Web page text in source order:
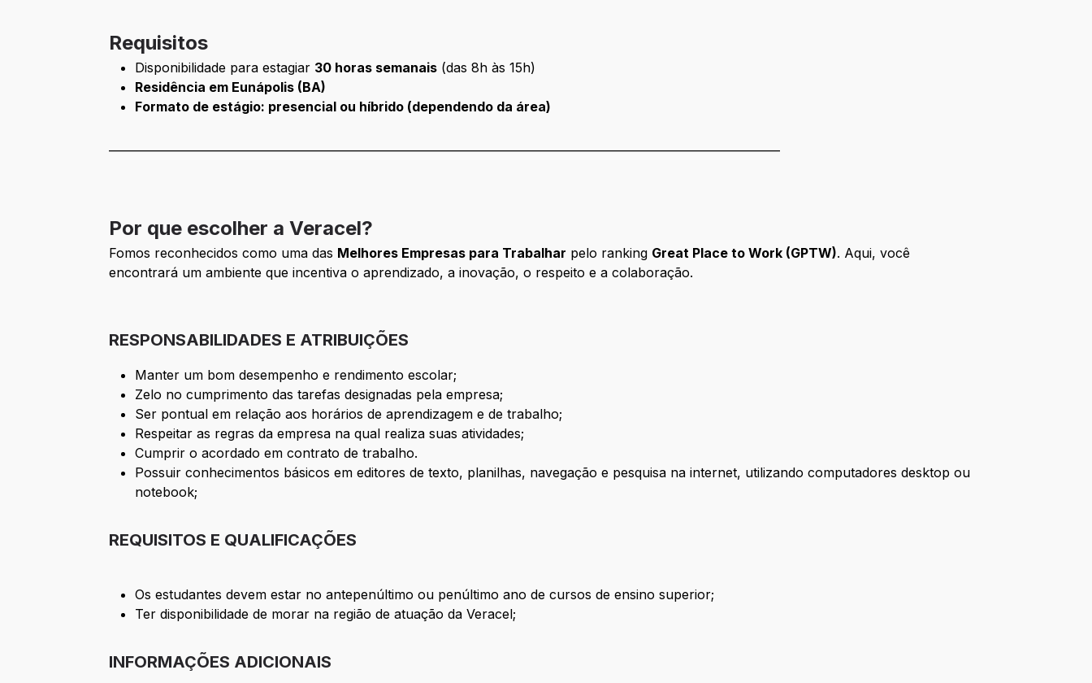
Requisitos
Disponibilidade para estagiar 30 horas semanais (das 8h às 15h)
Residência em Eunápolis (BA)
Formato de estágio: presencial ou híbrido (dependendo da área)
Por que escolher a Veracel?
Fomos reconhecidos como uma das Melhores Empresas para Trabalhar pelo ranking Great Place to Work (GPTW). Aqui, você
encontrará um ambiente que incentiva o aprendizado, a inovação, o respeito e a colaboração.
RESPONSABILIDADES E ATRIBUIÇÕES
Manter um bom desempenho e rendimento escolar;
Zelo no cumprimento das tarefas designadas pela empresa;
Ser pontual em relação aos horários de aprendizagem e de trabalho;
Respeitar as regras da empresa na qual realiza suas atividades;
Cumprir o acordado em contrato de trabalho.
Possuir conhecimentos básicos em editores de texto, planilhas, navegação e pesquisa na internet, utilizando computadores desktop ou
notebook;
REQUISITOS E QUALIFICAÇÕES
Os estudantes devem estar no antepenúltimo ou penúltimo ano de cursos de ensino superior;
Ter disponibilidade de morar na região de atuação da Veracel;
INFORMAÇÕES ADICIONAIS